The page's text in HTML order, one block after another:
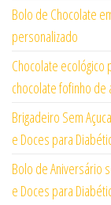
Bolo de Chocolate
personalizado
Chocolate ecológico
chocolate fofinho
Brigadeiro Sem
e Doces para
Bolo de Aniversário
e Doces para